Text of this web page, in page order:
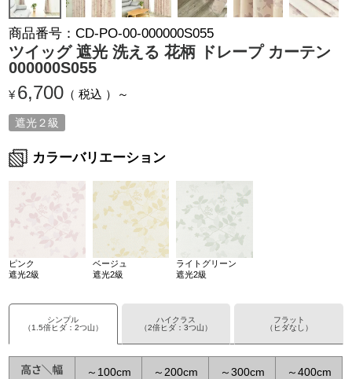
商品番号 CD-PO-00-000000S055
ツイッグ 遮光 洗える 花柄 ドレープ カーテン
000000S055
¥ 6,700 税込
遮光２級
カラーバリエーション
ピンク
遮光2級
ベージュ
遮光2級
ライトグリーン
遮光2級
シンプル
（1.5倍ヒダ：2つ山）
～ 100 ～ 200 ～300 ～400
ハイクラス
（2倍ヒダ：3つ山）
フラット
（ヒダなし）